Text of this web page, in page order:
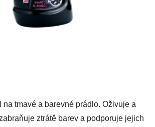
tmavé a barevné prádlo. Oživuje a
ztrátě barev a podporuje jejich